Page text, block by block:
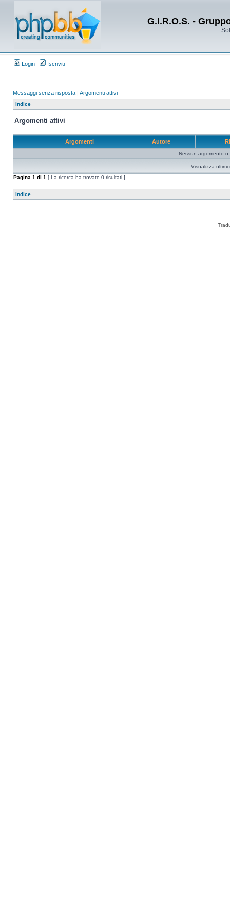
G.I.R.O.S. -
Login Iscriviti
Messaggi senza risposta | Argomenti attivi
Indice
Argomenti attivi
Argomenti Autore
Nessun argomento o
Visualizza ultimi
Pagina 1 di 1 [ La ricerca ha trovato 0 risultati ]
Indice